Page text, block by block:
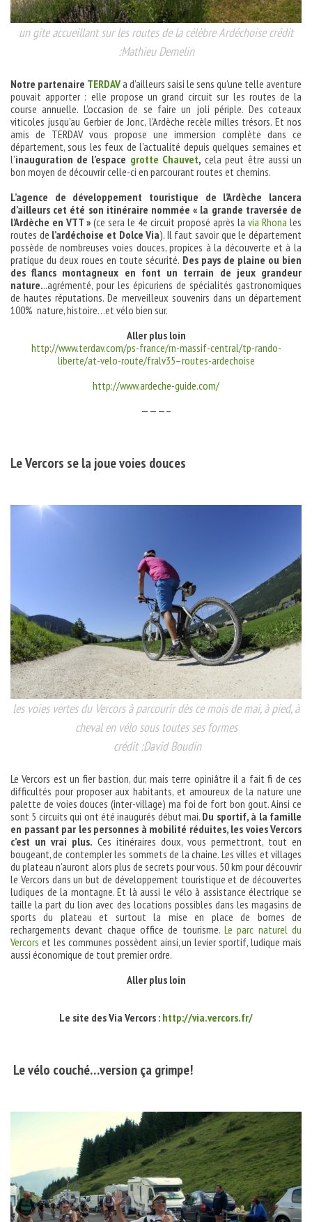
un gite accueillant sur les routes de la célèbre Ardéchoise crédit
:Mathieu Demelin
Notre partenaire TERDAVa d’ailleurs saisi le sens qu’une telle aventure
pouvait apporter : elle propose un grand circuit sur les routes de la
course annuelle. L’occasion de se faire un joli périple. Des coteaux
viticoles jusqu’au Gerbier de Jonc, l’Ardèche recèle milles trésors. Et nos
amis de TERDAV vous propose une immersion complète dans ce
département, sous les feux de l’actualité depuis quelques semaines et
l’inauguration de l’espace grotte Chauvet, cela peut être aussi un
bon moyen de découvrir celle-ci en parcourant routes et chemins.
L’agence de développement touristique de l’Ardèche lancera
d’ailleurs cet été son itinéraire nommée « la grande traversée de
l’Ardèche en VTT » (ce sera le 4e circuit proposé après la via Rhona les
routes de l’ardéchoise et Dolce Via). Il faut savoir que le département
possède de nombreuses voies douces, propices à la découverte et à la
pratique du deux roues en toute sécurité. Des pays de plaine ou bien
des flancs montagneux en font un terrain de jeux grandeur
nature...agrémenté, pour les épicuriens de spécialités gastronomiques
de hautes réputations. De merveilleux souvenirs dans un département
100% nature, histoire…et vélo bien sur.
Aller plus loin
http://www.terdav.com/ps-france/rn-massif-central/tp-rando-
liberte/at-velo-route/fralv35–routes-ardechoise
http://www.ardeche-guide.com/
———–
Le Vercors se la joue voies douces
les voies vertes du Vercors à parcourir dès ce mois de mai, à pied, à
cheval en vélo sous toutes ses formes
crédit :David Boudin
Le Vercors est un fier bastion, dur, mais terre opiniâtre il a fait fi de ces
difficultés pour proposer aux habitants, et amoureux de la nature une
palette de voies douces (inter-village) ma foi de fort bon gout. Ainsi ce
sont 5 circuits qui ont été inaugurés début mai. Du sportif, à la famille
en passant par les personnes à mobilité réduites, les voies Vercors
c’est un vrai plus. Ces itinéraires doux, vous permettront, tout en
bougeant, de contempler les sommets de la chaine. Les villes et villages
du plateau n’auront alors plus de secrets pour vous. 50 km pour découvrir
le Vercors dans un but de développement touristique et de découvertes
ludiques de la montagne. Et là aussi le vélo à assistance électrique se
taille la part du lion avec des locations possibles dans les magasins de
sports du plateau et surtout la mise en place de bornes de
rechargements devant chaque office de tourisme. Le parc naturel du
Vercors et les communes possèdent ainsi, un levier sportif, ludique mais
aussi économique de tout premier ordre.
Aller plus loin
Le site des Via Vercors : http://via.vercors.fr/
Le vélo couché…version ça grimpe!